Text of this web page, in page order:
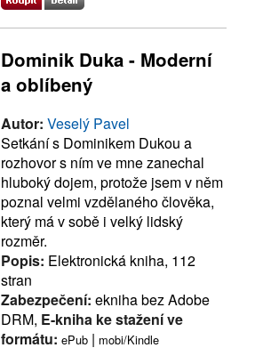
Dominik Duka - Moderní
a oblíbený
Autor: Veselý Pavel
Setkání s Dominikem Dukou a
rozhovor s ním ve mne zanechal
hluboký dojem, protože jsem v něm
poznal velmi vzdělaného člověka,
který má v sobě i velký lidský
rozměr.
Popis: Elektronická kniha, 112
stran
Zabezpečení: ekniha bez Adobe
DRM, E-kniha ke stažení ve
formátu: ePub | mobi/Kindle